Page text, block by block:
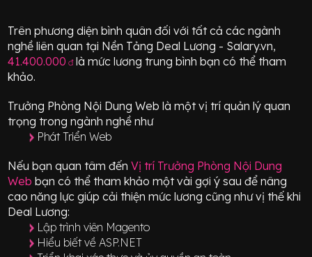
Trên phương diện bình quân đối với tất cả các ngành
nghề liên quan tại Nền Tảng Deal Lương - Salary.vn,
41.400.000 đlà mức lương trung bình bạn có thể tham
khảo.
Trưởng Phòng Nội Dung Web là một vị tríquản lý quan
trọng trong ngành nghề như
Phát Triển Web
Nếu bạn quan tâm đến Vị trí Trưởng Phòng Nội Dung
Web bạn có thể tham khảo một vài gợi ý sau để nâng
cao năng lực giúp cải thiện mức lương cũng như vị thế khi
Deal Lương:
Lập trình viên Magento
Hiểu biết về ASP.NET